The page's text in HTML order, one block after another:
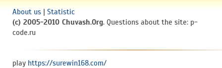
About us | Statistic
(c) 2005-2010 Chuvash.Org. Questions about the site: p-
code.ru
play https://surewin168.com/